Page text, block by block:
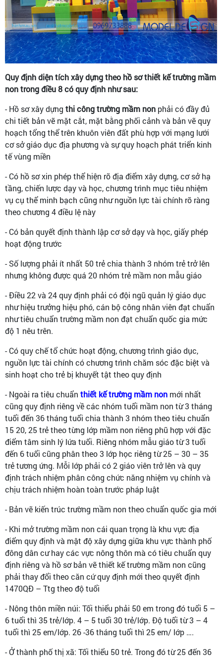
Quy định diện tích xây dựng theo hồ sơ thiết kế trường mầm
non trong điều 8 có quy định như sau:
- Hồ sơ xây dựng thi công trường mầm non phải có đầy đủ
chi tiết bản vẽ mặt cắt, mặt bằng phối cảnh và bản vẽ quy
hoạch tổng thể trên khuôn viên đất phù hợp với mạng lưới
cơ sở giáo dục địa phương và sự quy hoạch phát triển kinh
tế vùng miền
- Có hồ sơ xin phép thể hiện rõ địa điểm xây dựng, cơ sở hạ
tầng, chiến lược dạy và học, chương trình mục tiêu nhiệm
vụ cụ thể minh bạch cũng như nguồn lực tài chính rõ ràng
theo chương 4 điều lệ này
- Có bản quyết định thành lập cơ sở dạy và học, giấy phép
hoạt động trước
- Số lượng phải ít nhất 50 trẻ chia thành 3 nhóm trẻ trở lên
nhưng không được quá 20 nhóm trẻ mầm non mẫu giáo
- Điều 22 và 24 quy định phải có đội ngũ quản lý giáo dục
như hiệu trưởng hiệu phó, cán bộ công nhân viên đạt chuẩn
như tiêu chuẩn trường mầm non đạt chuẩn quốc gia mức
độ 1 nêu trên.
- Có quy chế tổ chức hoạt động, chương trình giáo dục,
nguồn lực tài chính có chương trình chăm sóc đặc biệt và
sinh hoạt cho trẻ bị khuyết tật theo quy định
- Ngoài ra tiêu chuẩn thiết kế trường mầm non mới nhất
cũng quy định riêng về các nhóm tuổi mầm non từ 3 tháng
tuổi đến 36 tháng tuổi chia thành 3 nhóm theo tiêu chuẩn
15 20, 25 trẻ theo từng lớp mầm non riêng phũ hợp với đặc
điểm tâm sinh lý lứa tuổi. Riêng nhóm mẫu giáo từ 3 tuổi
đến 6 tuổi cũng phân theo 3 lớp học riêng từ 25 – 30 – 35
trẻ tương ứng. Mỗi lớp phải có 2 giáo viên trở lên và quy
định trách nhiệm phân công chức năng nhiệm vụ chính và
chịu trách nhiệm hoàn toàn trước pháp luật
- Bản vẽ kiến trúc trường mầm non theo chuẩn quốc gia mới
- Khi mở trường mầm non cái quan trọng là khu vực địa
điểm quy định và mật độ xây dựng giữa khu vực thành phố
đông dân cư hay các vực nông thôn mà có tiêu chuẩn quy
định riêng và hồ sơ bản vẽ thiết kế trường mầm non cũng
phải thay đổi theo căn cứ quy định mới theo quyết định
1470QĐ – Ttg theo độ tuổi
- Nông thôn miền núi: Tối thiểu phải 50 em trong đó tuổi 5 –
6 tuổi thì 35 trẻ/lớp. 4 – 5 tuổi 30 trẻ/lớp. Độ tuổi từ 3 – 4
tuổi thì 25 em/lớp. 26 -36 tháng tuổi thì 25 em/ lớp ….
- Ở thành phố thị xã: Tối thiểu 50 trẻ. Trong đó từ 25 đến 36